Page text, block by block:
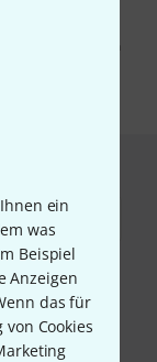
ein
was
Beispiel
Anzeigen
das für
Cookies
von E-Mail-
zu. Die
finden Sie in
bezahlen,